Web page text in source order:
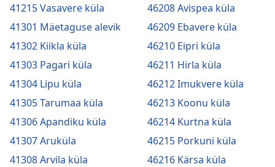
41215 Vasavere küla
41301 Mäetaguse alevik
41302 Kiikla küla
41303 Pagari küla
41304 Lipu küla
41305 Tarumaa küla
41306 Apandiku küla
41307 Aruküla
41308 Arvila küla
46208 Avispea küla
46209 Ebavere küla
46210 Eipri küla
46211 Hirla küla
46212 Imukvere küla
46213 Koonu küla
46214 Kurtna küla
46215 Porkuni küla
46216 Kärsa küla